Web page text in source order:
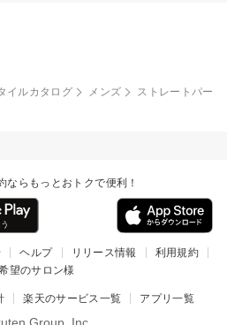
イルカタログ メンズ
ストレートパー
ならもっとおトクで便利！
ヘルプ リリース情報
利用規約
望のサロン様
楽天のサービス一覧 アプリ一覧